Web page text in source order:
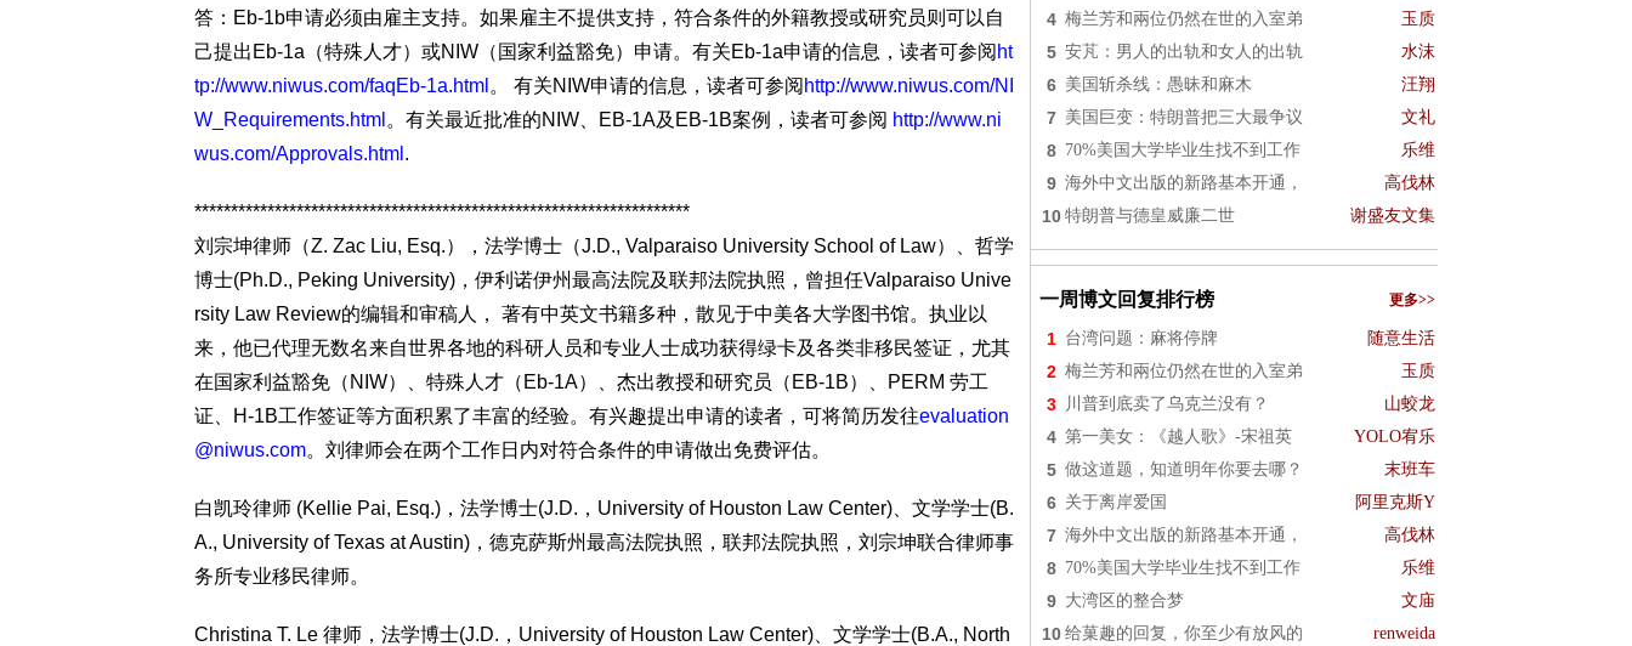
答：Eb-1b申请必须由雇主支持。如果雇主不提供支持，符合条件的外籍教授或研究员则可以自
己提出Eb-1a（特殊人才）或NIW（国家利益豁免）申请。有关Eb-1a申请的信息，读者可参阅 ht
tp://www.niwus.com/faqEb-1a.html 。 有关NIW申请的信息，读者可参阅 http://www.niwus.com/NI
W_Requirements.html 。有关最近批准的NIW、EB-1A及EB-1B案例，读者可参阅 http://www.ni
wus.com/Approvals.html .
********************************************************************
刘宗坤律师（Z. Zac Liu, Esq.），法学博士（J.D., Valparaiso University School of Law）、哲学
博士(Ph.D., Peking University)，伊利诺伊州最高法院及联邦法院执照，曾担任Valparaiso Unive
rsity Law Review的编辑和审稿人， 著有中英文书籍多种，散见于中美各大学图书馆。执业以
来，他已代理无数名来自世界各地的科研人员和专业人士成功获得绿卡及各类非移民签证，尤其
在国家利益豁免（NIW）、特殊人才（Eb-1A）、杰出教授和研究员（EB-1B）、PERM 劳工
证、H-1B工作签证等方面积累了丰富的经验。有兴趣提出申请的读者，可将简历发往evaluation
@niwus.com。刘律师会在两个工作日内对符合条件的申请做出免费评估。
白凯玲律师 (Kellie Pai, Esq.)，法学博士(J.D.，University of Houston Law Center)、文学学士(B.
A., University of Texas at Austin)，德克萨斯州最高法院执照，联邦法院执照，刘宗坤联合律师事
务所专业移民律师。
Christina T. Le 律师，法学博士(J.D.，University of Houston Law Center)、文学学士(B.A., North
4 梅兰芳和兩位仍然在世的入室弟 玉质
5 安芃：男人的出轨和女人的出轨 水沫
6 美国斩杀线：愚昧和麻木 汪翔
7 美国巨变：特朗普把三大最争议 文礼
8 70%美国大学毕业生找不到工作 乐维
9 海外中文出版的新路基本开通， 高伐林
10 特朗普与德皇威廉二世 谢盛友文集
一周博文回复排行榜 更多>>
1 台湾问题：麻将停牌 随意生活
2 梅兰芳和兩位仍然在世的入室弟 玉质
3 川普到底卖了乌克兰没有？ 山蛟龙
4 第一美女：《越人歌》-宋祖英 YOLO宥乐
5 做这道题，知道明年你要去哪？ 末班车
6 关于离岸爱国 阿里克斯Y
7 海外中文出版的新路基本开通， 高伐林
8 70%美国大学毕业生找不到工作 乐维
9 大湾区的整合梦 文庙
10 给菓趣的回复，你至少有放风的 renweida